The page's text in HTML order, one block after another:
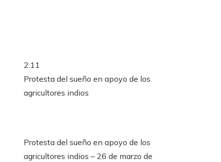
2:11
Protesta del sueño en apoyo de los
agricultores indios
Protesta del sueño en apoyo de los
agricultores indios – 26 de marzo de